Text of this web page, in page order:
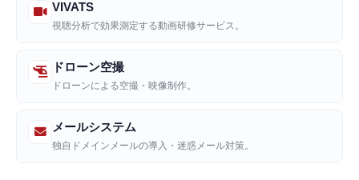
VIVATS
視聴分析で効果測定する動画研修サービス。
ドローン空撮
ドローンによる空撮・映像制作。
メールシステム
独自ドメインメールの導入・迷惑メール対策。